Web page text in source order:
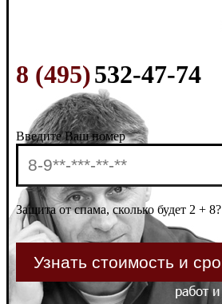
8 (495)532-47-74
Введите Ваш номер
Защита от спама, сколько будет 2 + 8?